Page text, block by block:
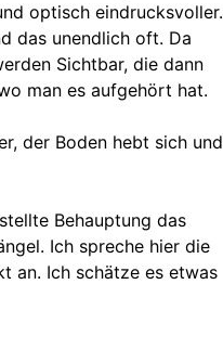
optisch eindrucksvoller.
das unendlich oft. Da
Sichtbar, die dann
man es aufgehört hat.
der Boden hebt sich und
Behauptung das
Ich spreche hier die
an. Ich schätze es etwas